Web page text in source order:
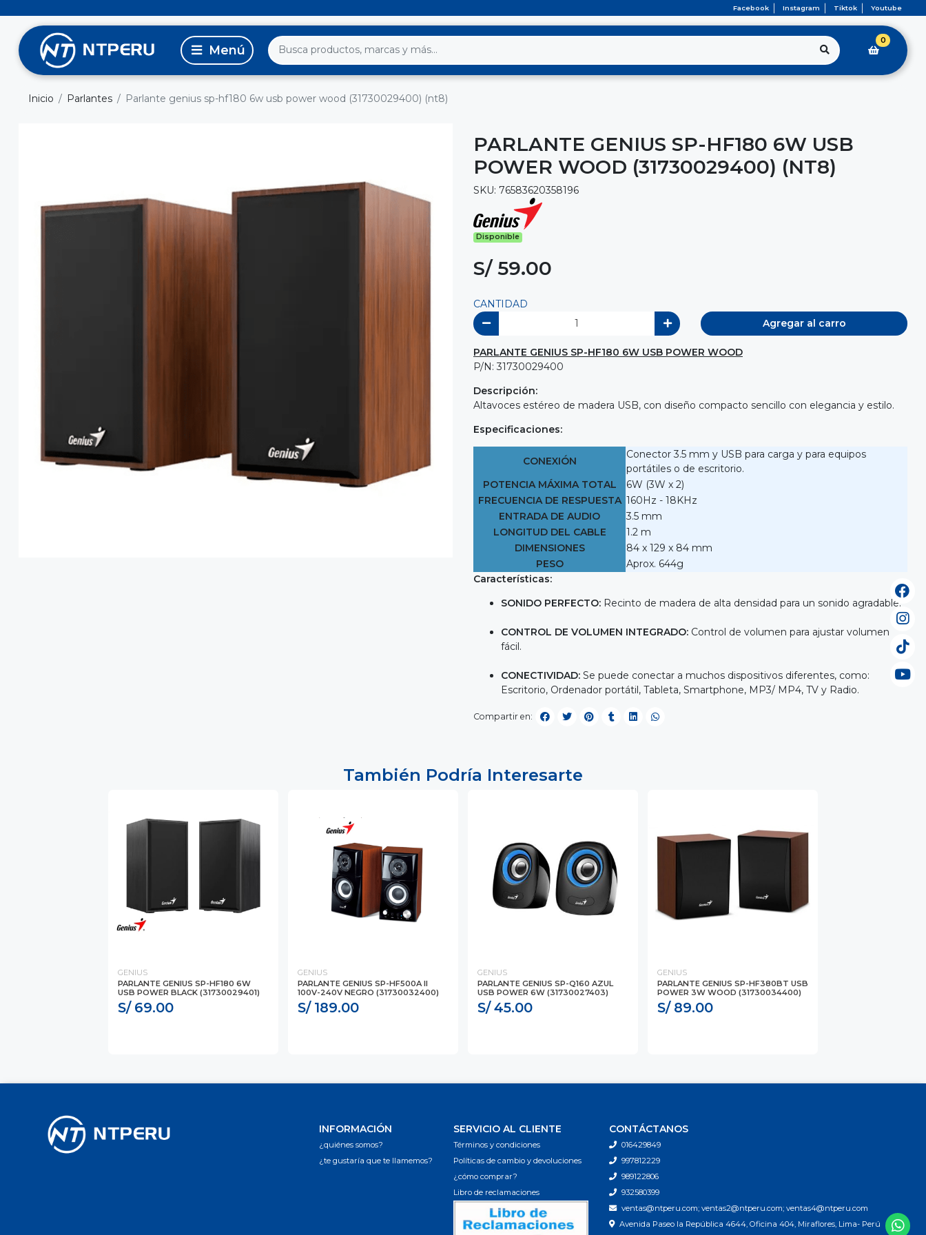
Facebook Instagram Tiktok Youtube
0
Inicio Parlantes Parlante genius sp-hf180 6w usb power wood (31730029400) (nt8)
PARLANTE GENIUS SP-HF180 6W USB
POWER WOOD (31730029400) (NT8)
SKU: 76583620358196
Disponible
S/ 59.00
CANTIDAD
Agregar al carro
PARLANTE GENIUS SP-HF180 6W USB POWER WOOD
P/N: 31730029400
Descripción:
Altavoces estéreo de madera USB, con diseño compacto sencillo con elegancia y estilo.
Especificaciones:
CONEXIÓN
Conector 3.5 mm y USB para carga y para equipos
portátiles o de escritorio.
POTENCIA MÁXIMA TOTAL
6W (3W x 2)
FRECUENCIA DE RESPUESTA 160Hz - 18KHz
ENTRADA DE AUDIO
3.5 mm
LONGITUD DEL CABLE
1.2 m
DIMENSIONES
84 x 129 x 84 mm
PESO
Aprox. 644g
Características:
SONIDO PERFECTO: Recinto de madera de alta densidad para un sonido agradable.
CONTROL DE VOLUMEN INTEGRADO: Control de volumen para ajustar volumen
fácil.
CONECTIVIDAD: Se puede conectar a muchos dispositivos diferentes, como:
Escritorio, Ordenador portátil, Tableta, Smartphone, MP3/ MP4, TV y Radio.
Compartir en:
También Podría Interesarte
GENIUS
PARLANTE GENIUS SP-HF180 6W
USB POWER BLACK (31730029401)
S/ 69.00
GENIUS
PARLANTE GENIUS SP-HF500A II
100V-240V NEGRO (31730032400)
S/ 189.00
GENIUS
PARLANTE GENIUS SP-Q160 AZUL
USB POWER 6W (31730027403)
S/ 45.00
GENIUS
PARLANTE GENIUS SP-HF380BT USB
POWER 3W WOOD (31730034400)
S/ 89.00
INFORMACIÓN
¿quiénes somos?
¿te gustaría que te llamemos?
SERVICIO AL CLIENTE
Términos y condiciones
Políticas de cambio y devoluciones
¿cómo comprar?
Libro de reclamaciones
CONTÁCTANOS
016429849
997812229
989122806
932580399
ventas@ntperu.com; ventas2@ntperu.com; ventas4@ntperu.com
Avenida Paseo la República 4644, Oficina 404, Miraflores, Lima- Perú